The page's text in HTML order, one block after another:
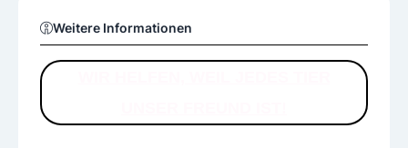
Weitere Informationen